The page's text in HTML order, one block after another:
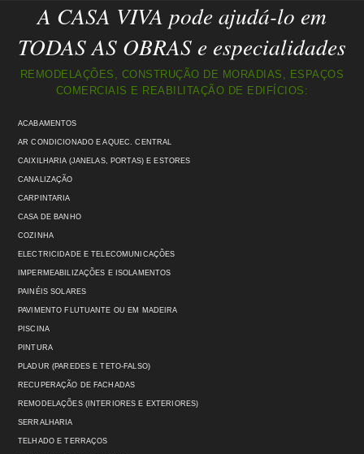
A CASA VIVA pode ajudá-lo em
TODAS AS OBRAS e especialidades
REMODELAÇÕES, CONSTRUÇÃO DE MORADIAS, ESPAÇOS
COMERCIAIS E REABILITAÇÃO DE EDIFÍCIOS:
ACABAMENTOS
AR CONDICIONADO E AQUEC. CENTRAL
CAIXILHARIA (JANELAS, PORTAS) E ESTORES
CANALIZAÇÃO
CARPINTARIA
CASA DE BANHO
COZINHA
ELECTRICIDADE E TELECOMUNICAÇÕES
IMPERMEABILIZAÇÕES E ISOLAMENTOS
PAINÉIS SOLARES
PAVIMENTO FLUTUANTE OU EM MADEIRA
PISCINA
PINTURA
PLADUR (PAREDES E TETO-FALSO)
RECUPERAÇÃO DE FACHADAS
REMODELAÇÕES (INTERIORES E EXTERIORES)
SERRALHARIA
TELHADO E TERRAÇOS